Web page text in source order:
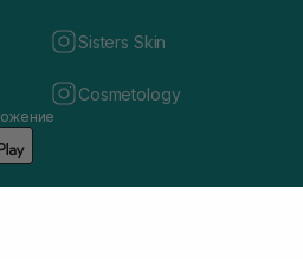
Sisters Skin
Cosmetology